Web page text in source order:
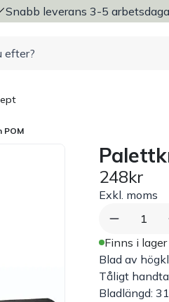
Snabb leverans 3-5
POM
248kr
Exkl. moms
1
Finns i lager
Blad av
Tåligt
Bladlängd: